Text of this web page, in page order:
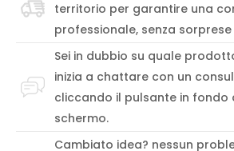
territorio per garantire una
professionale, senza
Sei in dubbio su quale
inizia a chattare con un
cliccando il pulsante in fondo
schermo.
Cambiato idea? nessun